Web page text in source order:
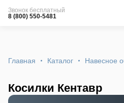
Звонок бесплатный
8 (800) 550-5481
Главная Каталог Навесное
Косилки Кентавр